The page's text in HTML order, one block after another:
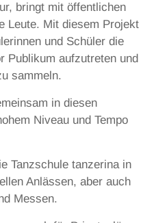
bringt mit öffentlichen
Leute. Mit diesem Projekt
und Schüler die
Publikum aufzutreten und
sammeln.
in diesen
Niveau und Tempo
Tanzschule tanzerina in
Anlässen, aber auch
Messen.